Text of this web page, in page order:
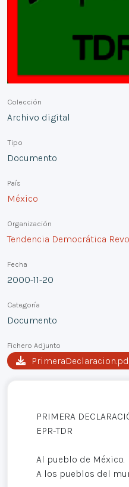
Colección
Archivo digital
Tipo
Documento
País
México
Organización
Tendencia Democrática
Fecha
2000-11-20
Categoría
Documento
Fichero Adjunto
PRIMERA
EPR-TDR
Al pueblo de México.
A los pueblos del